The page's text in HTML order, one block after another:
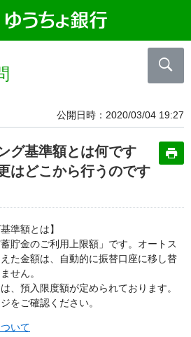
公開日時 2020/03/04 19:27
グ基準額とは何です
はどこから行うのです
準額とは】
蓄貯金のご利用上限額」です。オートス
た金額は、自動的に振替口座に移し替
せん。
、預入限度額が定められております。
をご確認ください。
いて